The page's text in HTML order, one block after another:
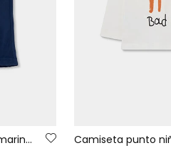
Pantalón forrado niño azul marino con cordón